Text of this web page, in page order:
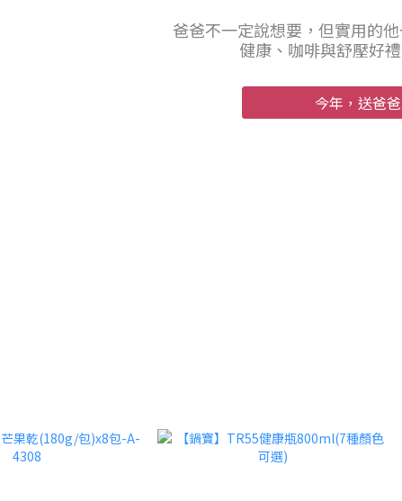
爸爸不一定說想要，但實用的
健康、咖啡與舒壓好
今年，送爸